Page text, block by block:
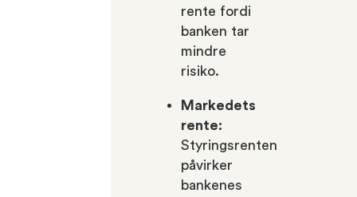
rente fordi
banken tar
mindre
risiko.
Markedets
rente:
Styringsrenten
påvirker
bankenes